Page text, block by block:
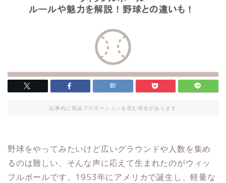
記事内に商品プロモーションを含む場合があります
野球をやってみたいけど広いグラウンドや人数を集め
るのは難しい、そんな声に応えて生まれたのがウィッ
フルボールです。1953年にアメリカで誕生し、軽量な